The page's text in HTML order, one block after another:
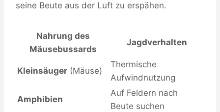
seine Beute aus der Luft zu erspähen.
Nahrung des
Mäusebussards
Jagdverhalten
Kleinsäuger (Mäuse)
Thermische
Aufwindnutzung
Amphibien
Auf Feldern nach
Beute suchen